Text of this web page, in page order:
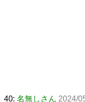
40: 名無しさん 2024/